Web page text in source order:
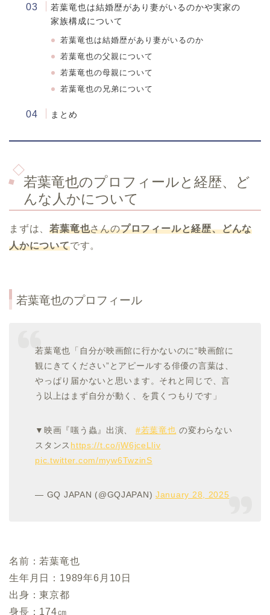
若葉竜也は結婚歴があり妻がいるのかや実家の
家族構成について
若葉竜也は結婚歴があり妻がいるのか
若葉竜也の父親について
若葉竜也の母親について
若葉竜也の兄弟について
まとめ
若葉竜也のプロフィールと経歴、ど
んな人かについて
まずは、若葉竜也さんのプロフィールと経歴、どんな
人かについてです。
若葉竜也のプロフィール
若葉竜也「自分が映画館に行かないのに“映画館に
観にきてください”とアピールする俳優の言葉は、
やっぱり届かないと思います。それと同じで、言
う以上はまず自分が動く、を貫くつもりです」
▼映画『嗤う蟲』出演、 #若葉竜也 の変わらない
スタンス https://t.co/jW6jceLliv
pic.twitter.com/myw6TwzinS
— GQ JAPAN (@GQJAPAN)January 28, 2025
名前： 若葉竜也
生年月日：1989年6月10日
出身：東京都
身長：174㎝